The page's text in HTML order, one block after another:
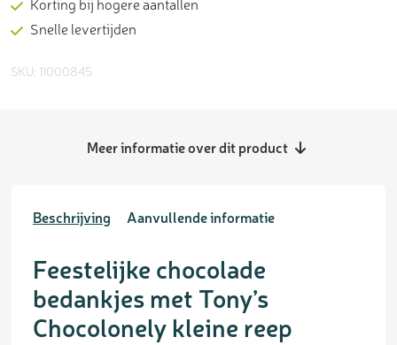
Snelle levertijden
SKU: 11000845
Meer informatie over dit product
Beschrijving Aanvullende informatie
Feestelijke chocolade
bedankjes met Tony’s
Chocolonely kleine reep